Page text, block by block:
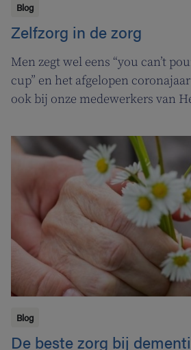
Blog
Zelfzorg in de zorg
Men zegt wel eens “you can’t
cup” en het afgelopen
ook bij onze medewerkers van
zuurstoflijn om ook onze eigen
nodige ademruimte te geven
hun klanten kunnen zorgen.
Blog
De beste zorg bij